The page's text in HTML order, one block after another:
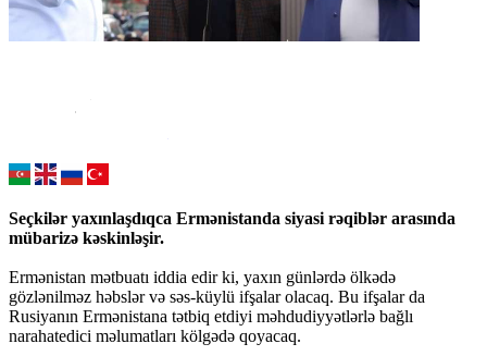
Seçkilər yaxınlaşdıqca Ermənistanda siyasi rəqiblər arasında
mübarizə kəskinləşir.
Ermənistan mətbuatı iddia edir ki, yaxın günlərdə ölkədə
gözlənilməz həbslər və səs-küylü ifşalar olacaq. Bu ifşalar da
Rusiyanın Ermənistana tətbiq etdiyi məhdudiyyətlərlə bağlı
narahatedici məlumatları kölgədə qoyacaq.